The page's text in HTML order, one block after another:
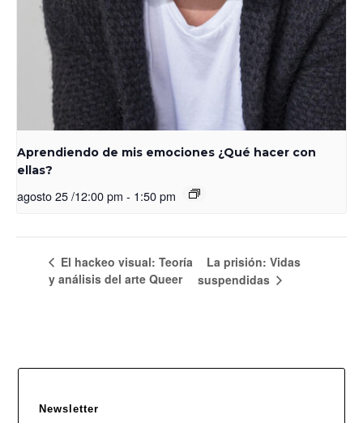
Aprendiendo de mis emociones ¿Qué hacer con
ellas?
agosto 25 /12:00 pm - 1:50 pm
El hackeo visual: Teoría
y análisis del arte Queer
La prisión: Vidas
suspendidas
Newsletter